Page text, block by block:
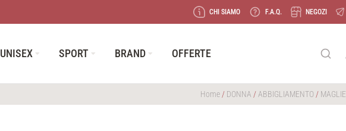
CHI SIAMO F.A.Q. NEGOZI
UNISEX SPORT BRAND OFFERTE
Home / DONNA / ABBIGLIAMENTO / MAGLIE